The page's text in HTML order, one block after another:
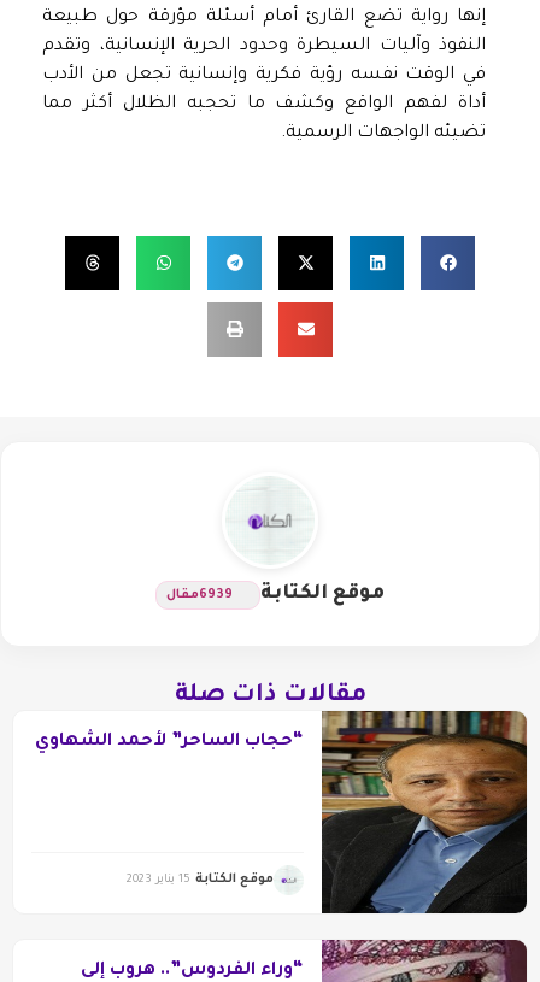
إنها رواية تضع القارئ أمام أسئلة مؤرقة حول طبيعة
النفوذ وآليات السيطرة وحدود الحرية الإنسانية، وتقدم
في الوقت نفسه رؤية فكرية وإنسانية تجعل من الأدب
أداة لفهم الواقع وكشف ما تحجبه الظلال أكثر مما
تضيئه الواجهات الرسمية.
موقع الكتابة 6939مقال
مقالات ذات صلة
“حجاب الساحر” لأحمد الشهاوي
موقع الكتابة 15 يناير 2023
“وراء الفردوس”.. هروب إلى